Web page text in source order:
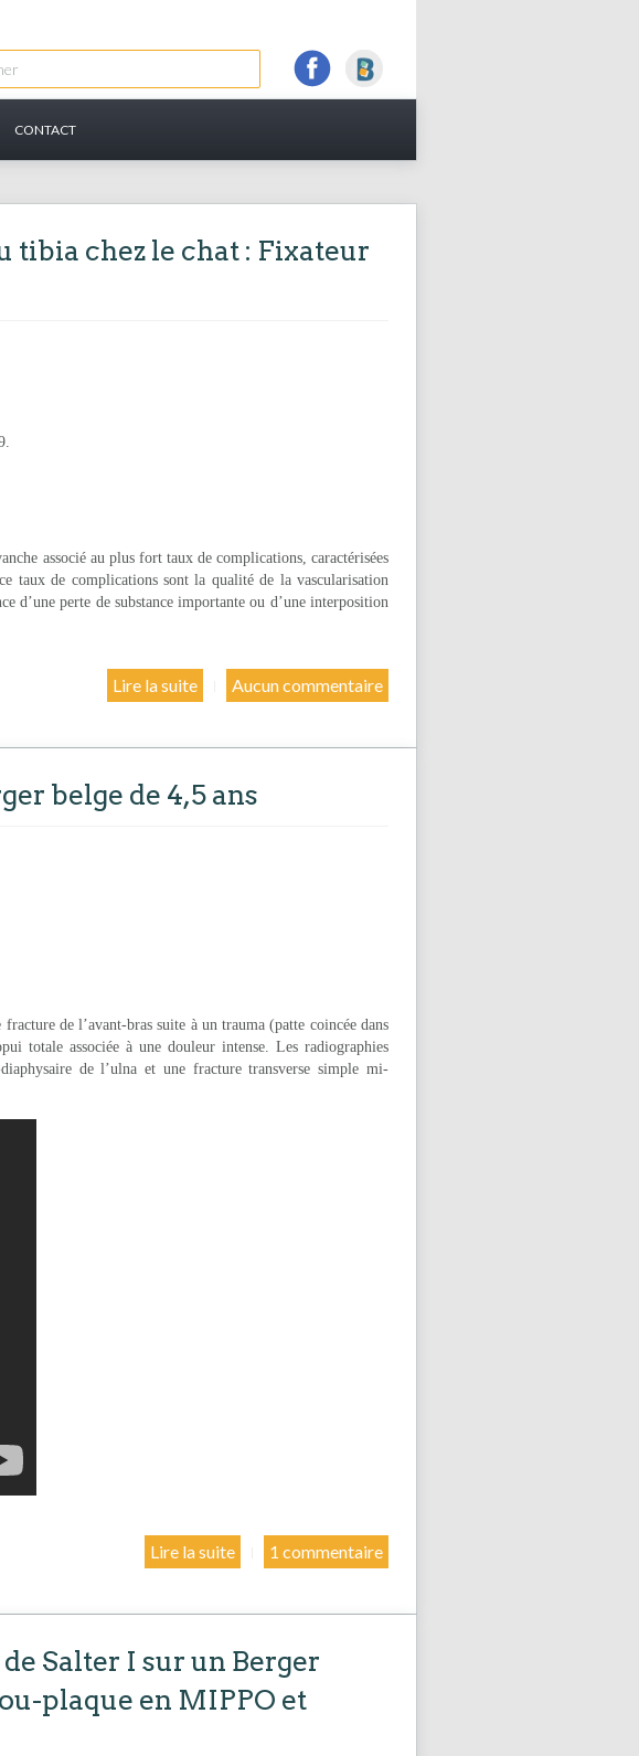
CONTACT
tibia chez le chat : Fixateur
associé au plus fort taux de complications, caractérisées
taux de complications sont la qualité de la vascularisation
d’une perte de substance importante ou d’une interposition
Lire la suite Aucun commentaire
belge de 4,5 ans
de l’avant-bras suite à un trauma (patte coincée dans
totale associée à une douleur intense. Les radiographies
de l’ulna et une fracture transverse simple mi-
Lire la suite 1 commentaire
Salter I sur un Berger
plaque en MIPPO et